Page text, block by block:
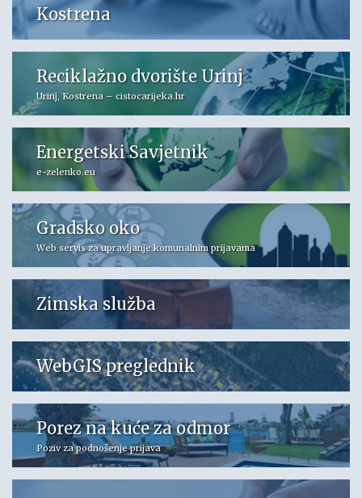
Kostrena
Reciklažno dvorište Urinj
Urinj, Kostrena – cistocarijeka.hr
Energetski Savjetnik
e-zelenko.eu
Gradsko oko
Web servis za upravljanje komunalnim prijavama
Zimska služba
WebGIS preglednik
Porez na kuće za odmor
Poziv za podnošenje prijava